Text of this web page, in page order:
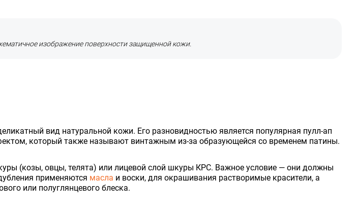
изображение поверхности защищенной кожи.
вид натуральной кожи. Его разновидностью является популярная пулл-ап
который также называют винтажным из-за образующейся со временем патины.
(козы, овцы, телята) или лицевой слой шкуры КРС. Важное условие — они должны
применяются масла и воски, для окрашивания растворимые красители, а
или полуглянцевого блеска.
данных
фото